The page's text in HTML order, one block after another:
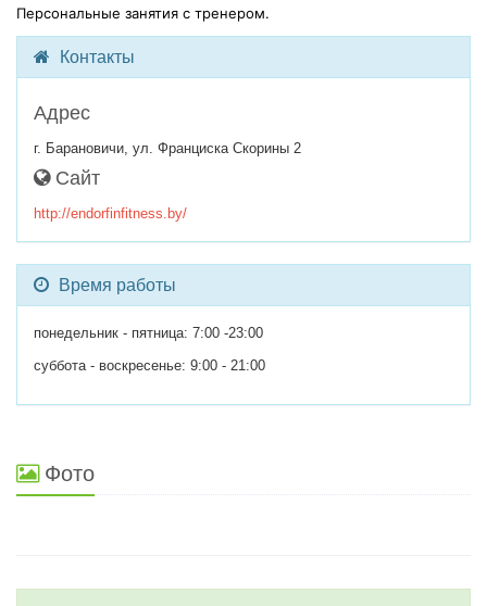
Персональные занятия с тренером.
Контакты
Адрес
г. Барановичи, ул. Франциска Скорины 2
Сайт
http://endorfinfitness.by/
Время работы
понедельник - пятница: 7:00 -23:00
суббота - воскресенье: 9:00 - 21:00
Фото